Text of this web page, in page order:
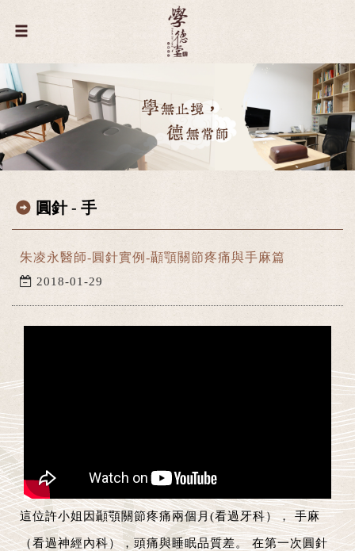
圓針 - 手
朱凌永醫師-圓針實例-顳顎關節疼痛與手麻篇
2018-01-29
這位許小姐因顳顎關節疼痛兩個月(看過牙科）， 手麻
（看過神經內科），頭痛與睡眠品質差。 在第一次圓針